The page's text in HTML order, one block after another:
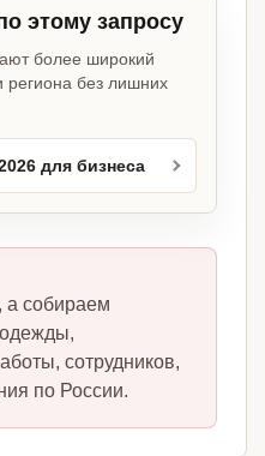
этому запросу
более широкий
региона без лишних
для бизнеса
а собираем
одежды,
сотрудников,
по России.